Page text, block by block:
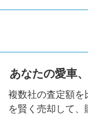
あなたの愛車
複数社の査定額を
を賢く売却して、